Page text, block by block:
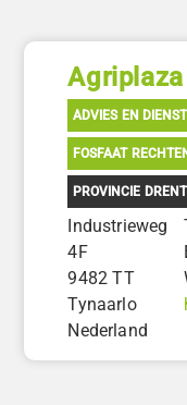
ADVIES EN
FOSFAAT
PROVINCIE
Industrieweg
4F
9482 TT
Tynaarlo
Nederland